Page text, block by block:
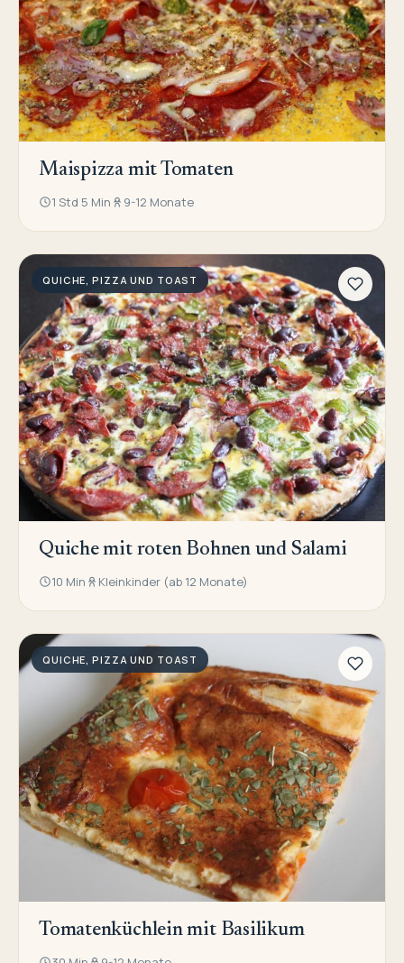
Maispizza mit Tomaten
1 Std 5 Min 9-12 Monate
QUICHE, PIZZA UND TOAST
Quiche mit roten Bohnen und Salami
10 Min Kleinkinder (ab 12 Monate)
QUICHE, PIZZA UND TOAST
Tomatenküchlein mit Basilikum